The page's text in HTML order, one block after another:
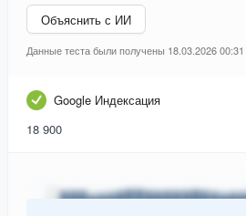
Объяснить с ИИ
Данные теста были получены 18.03.2026 00:31
Google Индексация
18 900